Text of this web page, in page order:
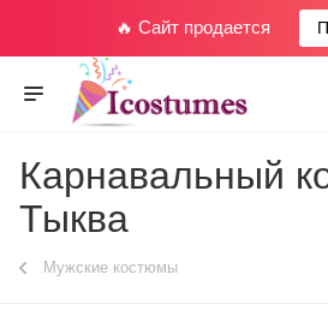
🔥 Сайт продается
Карнавальный
Тыква
Мужские костюмы